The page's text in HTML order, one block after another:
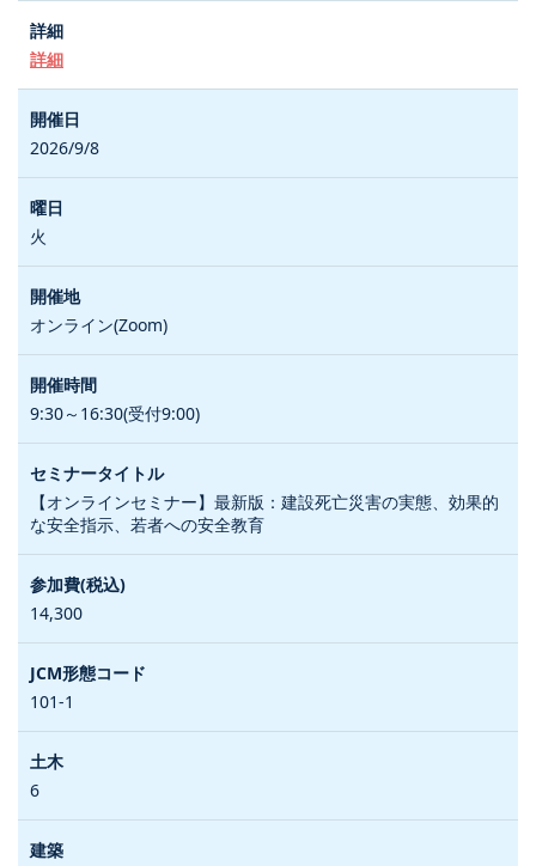
詳細
2026/9/8
火
オンライン(Zoom)
9:30～16:30(受付9:00)
【オンラインセミナー】最新版：建設死亡災害の実態、効果的
な安全指示、若者への安全教育
14,300
101-1
6